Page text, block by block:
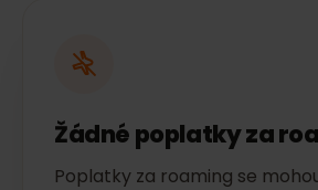
Žádné poplatky za
Poplatky za roaming se